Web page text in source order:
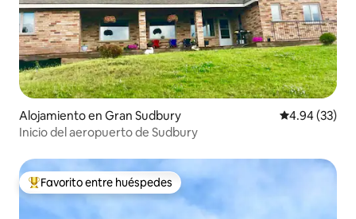
Alojamiento en Gran Sudbury Calificación
4.94 (33)
Inicio del aeropuerto de Sudbury
Favorito entre huéspedes preferido
Favorito entre huéspedes